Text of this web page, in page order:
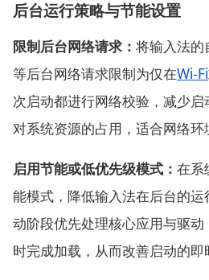
后台运行策略与节能设置
限制后台网络请求： 将输入法的
等后台网络请求限制为仅在Wi‑Fi
次启动都进行网络校验，减少
对系统资源的占用，适合网络环
启用节能或低优先级模式： 在系
能模式，降低输入法在后台的
动阶段优先处理核心应用与驱
时完成加载，从而改善启动的即